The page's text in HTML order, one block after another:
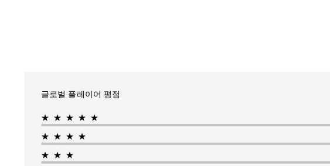
글로벌 플레이어 평점
★★★★★
★★★★
★★★